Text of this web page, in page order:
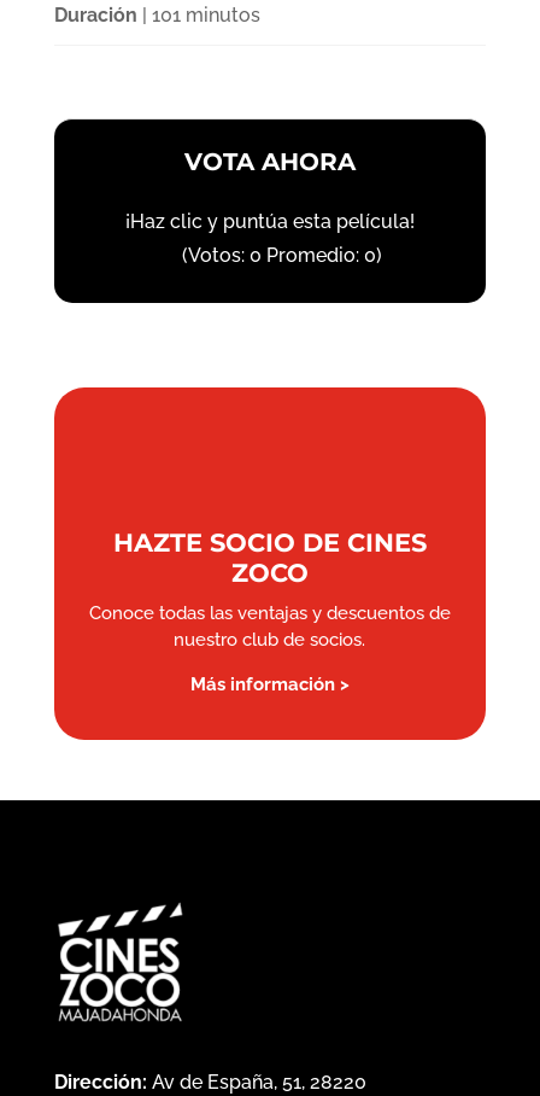
Duración | 101 minutos
VOTA AHORA
¡Haz clic y puntúa esta película!
(Votos: 0 Promedio: 0)
HAZTE SOCIO DE CINES
ZOCO
Conoce todas las ventajas y descuentos de
nuestro club de socios.
Más información >
Dirección: Av de España, 51, 28220